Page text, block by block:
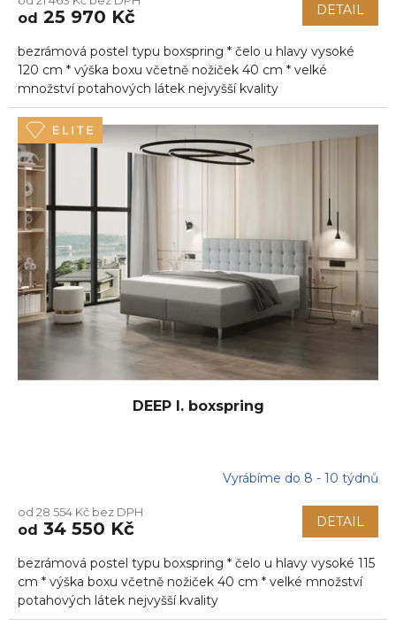
od 25 970 Kč DETAIL
bezrámová postel typu boxspring * čelo u hlavy vysoké
120 cm * výška boxu včetně nožiček 40 cm * velké
množství potahových látek nejvyšší kvality
DEEP I. boxspring
Vyrábíme do 8 - 10 týdnů
od 28 554 Kč bez DPH
od 34 550 Kč DETAIL
bezrámová postel typu boxspring * čelo u hlavy vysoké 115
cm * výška boxu včetně nožiček 40 cm * velké množství
potahových látek nejvyšší kvality